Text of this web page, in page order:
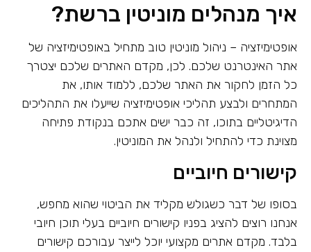
איך מנהלים מוניטין ברשת?
אופטימיזציה – ניהול מוניטין טוב מתחיל באופטימיזציה של
אתר האינטרנט שלכם. לכן, מקדם האתרים שלכם יצטרך
כל הזמן לחקור את האתר שלכם, ללמוד אותו, את
המתחרים ולבצע תהליכי אופטימיזציה שייעלו את התהליכים
הדיגיטליים בתוכו, זה כבר ישים אתכם בנקודת פתיחה
מצוינת כדי להתחיל ולנהל את המוניטין.
קישורים חיוביים
בסופו של דבר כשגולש מקליד את הביטוי שהוא מחפש,
אנחנו רוצים להציג בפניו קישורים חיוביים בעלי תוכן חיובי
בלבד. מקדם אתרים מקצועי יוכל לייצר עבורכם קישורים